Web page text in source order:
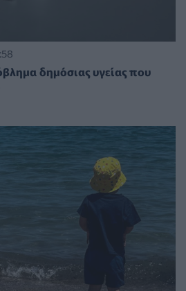
δημόσιας υγείας που